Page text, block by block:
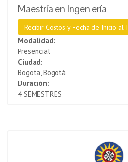
Maestría en Ingeniería
Recibir Costos y Fecha de Inicio al
Modalidad:
Presencial
Ciudad:
Bogota, Bogotá
Duración:
4 SEMESTRES